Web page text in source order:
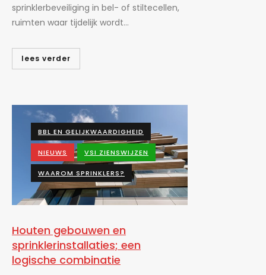
sprinklerbeveiliging in bel- of stiltecellen,
ruimten waar tijdelijk wordt...
lees verder
BBL EN GELIJKWAARDIGHEID
NIEUWS VSI ZIENSWIJZEN
WAAROM SPRINKLERS?
Houten gebouwen en
sprinklerinstallaties; een
logische combinatie